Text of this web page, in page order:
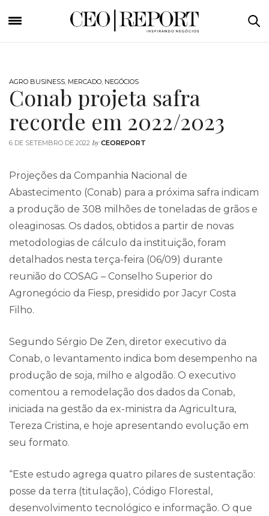
AGRO BUSINESS, MERCADO, NEGÓCIOS
Conab projeta safra
recorde em 2022/2023
6 DE SETEMBRO DE 2022 by CEOREPORT
Projeções da Companhia Nacional de
Abastecimento (Conab) para a próxima safra indicam
a produção de 308 milhões de toneladas de grãos e
oleaginosas. Os dados, obtidos a partir de novas
metodologias de cálculo da instituição, foram
detalhados nesta terça-feira (06/09) durante
reunião do COSAG – Conselho Superior do
Agronegócio da Fiesp, presidido por Jacyr Costa
Filho.
Segundo Sérgio De Zen, diretor executivo da
Conab, o levantamento indica bom desempenho na
produção de soja, milho e algodão. O executivo
comentou a remodelação dos dados da Conab,
iniciada na gestão da ex-ministra da Agricultura,
Tereza Cristina, e hoje apresentando evolução em
seu formato.
“Este estudo agrega quatro pilares de sustentação:
posse da terra (titulação), Código Florestal,
desenvolvimento tecnológico e informação. O que